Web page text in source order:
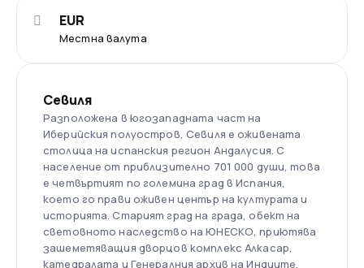
Местна валута
EUR
Севиля
Разположена в югозападната част на
Иберийския полуостров, Севиля е оживената
столица на испанския регион Андалусия. С
население от приблизително 701 000 души, това
е четвъртият по големина град в Испания,
което го прави оживен център на културата и
историята. Старият град на града, обект на
световното наследство на ЮНЕСКО, приютява
зашеметяващия дворцов комплекс Алкасар,
катедралата и Генералния архив на Индиите.